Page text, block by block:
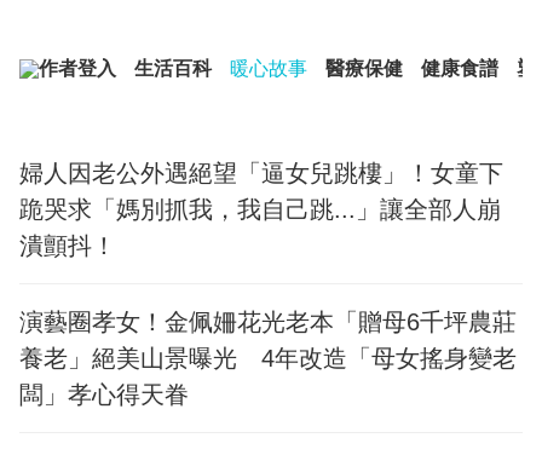
作者登入 生活百科 暖心故事 醫療保健 健康食譜 塑
婦人因老公外遇絕望「逼女兒跳樓」！女童下
跪哭求「媽別抓我，我自己跳...」讓全部人崩
潰顫抖！
演藝圈孝女！金佩姍花光老本「贈母6千坪農莊
養老」絕美山景曝光 4年改造「母女搖身變老
闆」孝心得天眷